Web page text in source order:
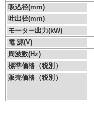
吸込径(mm)
吐出径(mm)
モーター出力(kW)
電 源(V)
周波数(Hz)
標準価格（税別）
販売価格（税別）